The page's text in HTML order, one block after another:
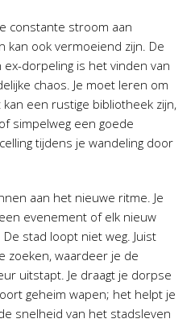
constante stroom aan
kan ook vermoeiend zijn. De
dorpeling is het vinden van
chaos. Je moet leren om
kan een rustige bibliotheek zijn,
simpelweg een goede
tijdens je wandeling door
aan het nieuwe ritme. Je
evenement of elk nieuw
stad loopt niet weg. Juist
zoeken, waardeer je de
uitstapt. Je draagt je dorpse
geheim wapen; het helpt je
snelheid van het stadsleven